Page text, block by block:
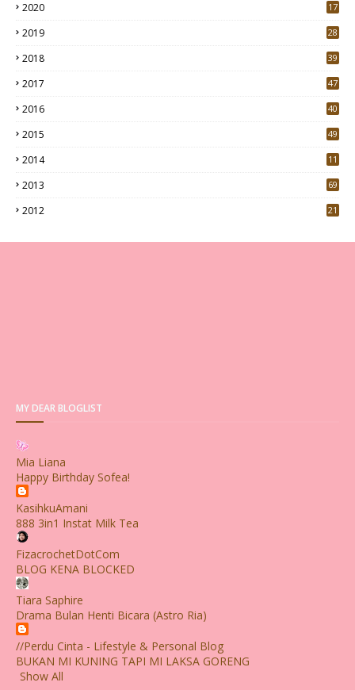
2020
17
2019
28
2018
39
2017
47
2016
40
2015
49
2014 11
2013 69
2012 21
MY DEAR BLOGLIST
Mia Liana
Happy Birthday Sofea!
KasihkuAmani
888 3in1 Instat Milk Tea
FizacrochetDotCom
BLOG KENA BLOCKED
Tiara Saphire
Drama Bulan Henti Bicara (Astro Ria)
//Perdu Cinta - Lifestyle & Personal Blog
BUKAN MI KUNING TAPI MI LAKSA GORENG
Show All